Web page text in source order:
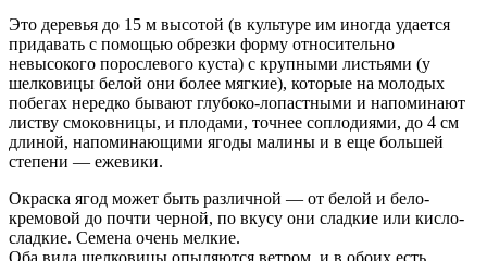
Это деревья до 15 м высотой (в культуре им иногда удается
придавать с помощью обрезки форму относительно
невысокого порослевого куста) с крупными листьями (у
шелковицы белой они более мягкие), которые на молодых
побегах нередко бывают глубоко-лопастными и напоминают
листву смоковницы, и плодами, точнее соплодиями, до 4 см
длиной, напоминающими ягоды малины и в еще большей
степени — ежевики.
Окраска ягод может быть различной — от белой и бело-
кремовой до почти черной, по вкусу они сладкие или кисло-
сладкие. Семена очень мелкие.